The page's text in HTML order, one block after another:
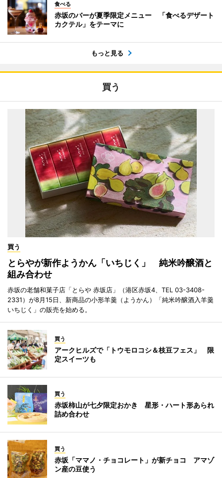
食べる
赤坂のバーが夏季限定メニュー 「食べるデザート
カクテル」をテーマに
もっと見る
買う
買う
とらやが新作ようかん「いちじく」 純米吟醸酒と
組み合わせ
赤坂の老舗和菓子店「とらや 赤坂店」（港区赤坂4、TEL 03-3408-
2331）が8月15日、新商品の小形羊羹（ようかん）「純米吟醸酒入羊羹
いちじく」の販売を始める。
買う
アークヒルズで「トウモロコシ＆枝豆フェス」 限
定スイーツも
買う
赤坂柿山が七夕限定おかき 星形・ハート形あられ
詰め合わせ
買う
赤坂「ママノ・チョコレート」が新チョコ アマゾ
ン産の豆使う